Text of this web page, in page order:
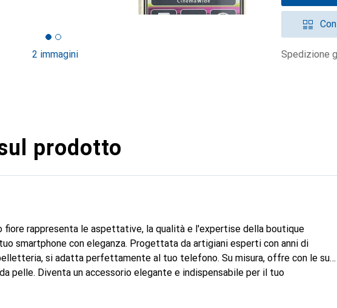
2 immagini spedizione
prodotto
fiore rappresenta le aspettative, la qualità e l'expertise della boutique
smartphone con eleganza. Progettata da artigiani esperti con anni di
si adatta perfettamente al tuo telefono. Su misura, offre con le sue
pelle. Diventa un accessorio elegante e indispensabile per il tuo
esigente.